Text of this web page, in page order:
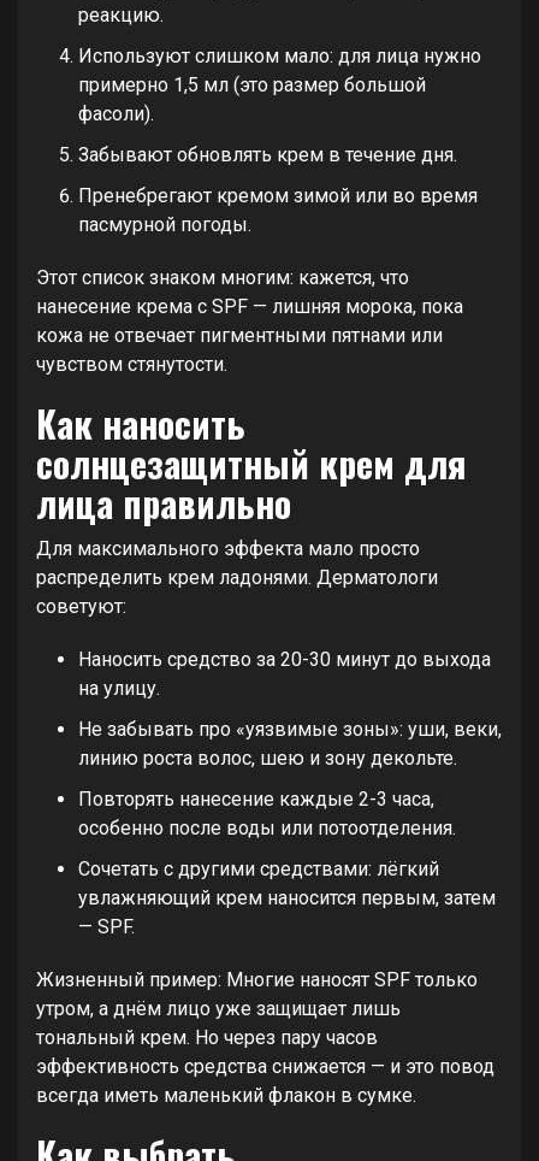
реакцию.
Используют слишком мало: для лица нужно
примерно 1,5 мл (это размер большой
фасоли).
Забывают обновлять крем в течение дня.
Пренебрегают кремом зимой или во время
пасмурной погоды.
Этот список знаком многим: кажется, что
нанесение крема с SPF — лишняя морока, пока
кожа не отвечает пигментными пятнами или
чувством стянутости.
Как наносить
солнцезащитный крем для
лица правильно
Для максимального эффекта мало просто
распределить крем ладонями. Дерматологи
советуют:
Наносить средство за 20-30 минут до выхода
на улицу.
Не забывать про «уязвимые зоны»: уши, веки,
линию роста волос, шею и зону декольте.
Повторять нанесение каждые 2-3 часа,
особенно после воды или потоотделения.
Сочетать с другими средствами: лёгкий
увлажняющий крем наносится первым, затем
— SPF.
Жизненный пример: Многие наносят SPF только
утром, а днём лицо уже защищает лишь
тональный крем. Но через пару часов
эффективность средства снижается — и это повод
всегда иметь маленький флакон в сумке.